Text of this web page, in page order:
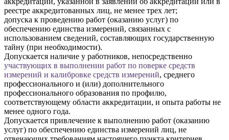
реестре аккредитованных лиц, не менее трех лет;
допуска к проведению работ (оказанию услуг) по
обеспечению единства измерений, связанных с
использованием сведений, составляющих государственную
тайну (при необходимости).
Допускается наличие у работников, непосредственно
участвующих в выполнении работ по поверке средств
измерений и калибровке средств измерений, среднего
профессионального и (или) дополнительного
профессионального образования по профилю,
соответствующему области аккредитации, и опыта работы не
менее одного года.
Допускается привлечение к выполнению работ (оказанию
услуг) по обеспечению единства измерений лиц, не